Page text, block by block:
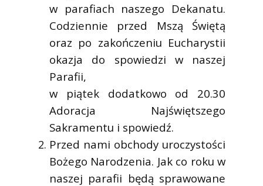
w parafiach naszego Dekanatu.
Codziennie przed Mszą Świętą
oraz po zakończeniu Eucharystii
okazja do spowiedzi w naszej
Parafii,
w piątek dodatkowo od 20.30
Adoracja Najświętszego
Sakramentu i spowiedź.
Przed nami obchody uroczystości
Bożego Narodzenia. Jak co roku w
naszej parafii będą sprawowane